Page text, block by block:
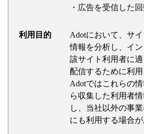
・広告を受信した
利用目的
Adotにおいて、サ
情報を分析し、イ
該サイト利用者に
配信するために利用
Adotではこれらの
ら収集した利用者
し、当社以外の事
にも利用する場合が